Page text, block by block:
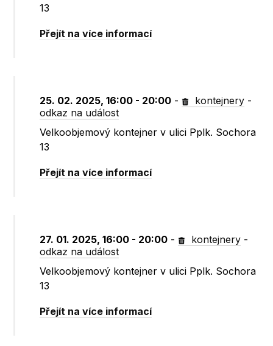
13
Přejít na více informací
25. 02. 2025, 16:00 - 20:00 - kontejnery -
odkaz na událost
Velkoobjemový kontejner v ulici Pplk. Sochora
13
Přejít na více informací
27. 01. 2025, 16:00 - 20:00 - kontejnery -
odkaz na událost
Velkoobjemový kontejner v ulici Pplk. Sochora
13
Přejít na více informací